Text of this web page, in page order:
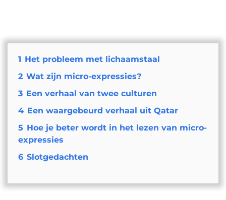
1 Het probleem met lichaamstaal
2 Wat zijn micro-expressies?
3 Een verhaal van twee culturen
4 Een waargebeurd verhaal uit Qatar
5 Hoe je beter wordt in het lezen van micro-
expressies
6 Slotgedachten